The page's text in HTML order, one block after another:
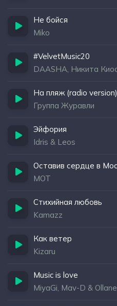
Не бойся
Miko
#VelvetMusic20
На пляж (radio version)
Группа Журавли
Эйфория
Idris & Leos
МОТ
Стихийная любовь
Kamazz
Как ветер
Kizaru
Music is love
MiyaGi, Mav-D & Ollane